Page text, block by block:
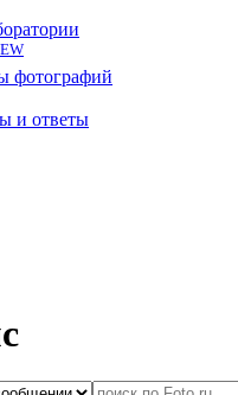
фотографий
и ответы